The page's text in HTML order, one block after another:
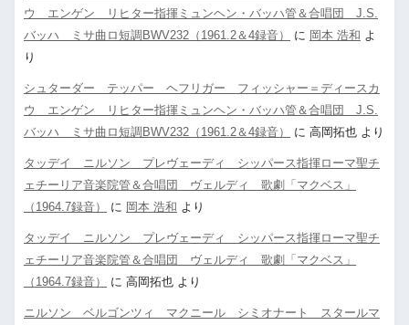
ウ エンゲン リヒター指揮ミュンヘン・バッハ管＆合唱団 J.S.
バッハ ミサ曲ロ短調BWV232（1961.2＆4録音）
に 岡本 浩和 よ
り
シュターダー テッパー ヘフリガー フィッシャー＝ディースカ
ウ エンゲン リヒター指揮ミュンヘン・バッハ管＆合唱団 J.S.
バッハ ミサ曲ロ短調BWV232（1961.2＆4録音）
に 高岡拓也 より
タッデイ ニルソン プレヴェーディ シッパース指揮ローマ聖チ
ェチーリア音楽院管＆合唱団 ヴェルディ 歌劇「マクベス」
（1964.7録音）
に 岡本 浩和 より
タッデイ ニルソン プレヴェーディ シッパース指揮ローマ聖チ
ェチーリア音楽院管＆合唱団 ヴェルディ 歌劇「マクベス」
（1964.7録音）
に 高岡拓也 より
ニルソン ベルゴンツィ マクニール シミオナート スタールマ